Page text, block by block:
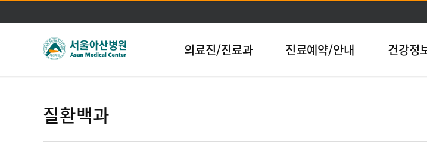
본문바로가기
의료진/진료과 진료예약/안내 건강정
질환백과